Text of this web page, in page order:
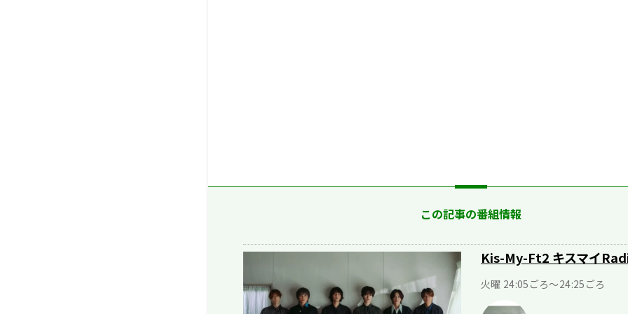
この記事の番組情報
Kis-My-Ft2 キスマイ
火曜 24:05ごろ～24:25ごろ